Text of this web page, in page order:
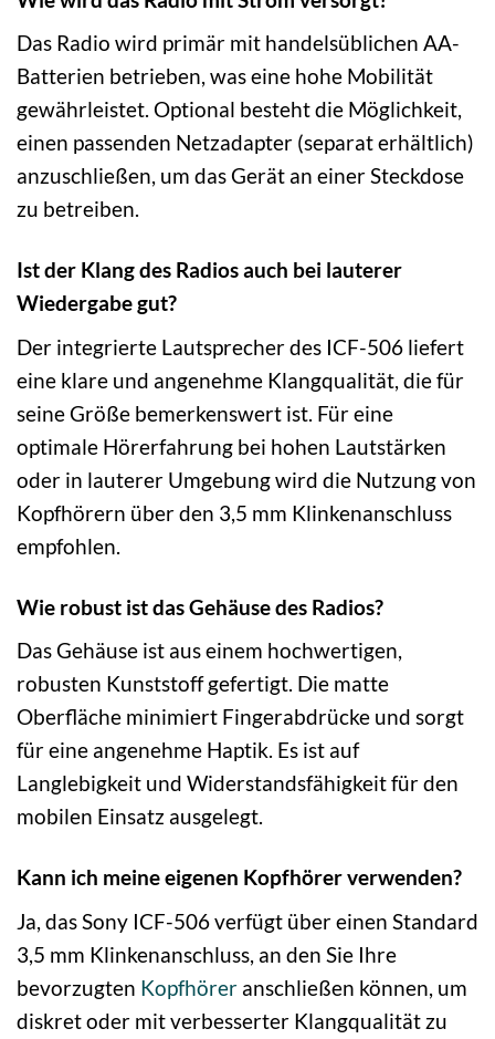
Das Radio wird primär mit handelsüblichen AA-
Batterien betrieben, was eine hohe Mobilität
gewährleistet. Optional besteht die Möglichkeit,
einen passenden Netzadapter (separat erhältlich)
anzuschließen, um das Gerät an einer Steckdose
zu betreiben.
Ist der Klang des Radios auch bei lauterer
Wiedergabe gut?
Der integrierte Lautsprecher des ICF-506 liefert
eine klare und angenehme Klangqualität, die für
seine Größe bemerkenswert ist. Für eine
optimale Hörerfahrung bei hohen Lautstärken
oder in lauterer Umgebung wird die Nutzung von
Kopfhörern über den 3,5 mm Klinkenanschluss
empfohlen.
Wie robust ist das Gehäuse des Radios?
Das Gehäuse ist aus einem hochwertigen,
robusten Kunststoff gefertigt. Die matte
Oberfläche minimiert Fingerabdrücke und sorgt
für eine angenehme Haptik. Es ist auf
Langlebigkeit und Widerstandsfähigkeit für den
mobilen Einsatz ausgelegt.
Kann ich meine eigenen Kopfhörer verwenden?
Ja, das Sony ICF-506 verfügt über einen Standard
3,5 mm Klinkenanschluss, an den Sie Ihre
bevorzugten Kopfhörer anschließen können, um
diskret oder mit verbesserter Klangqualität zu